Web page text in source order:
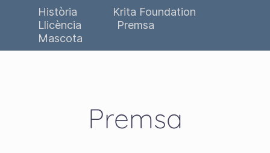
Història
Krita Foundation
Llicència
Premsa
Mascota
Premsa